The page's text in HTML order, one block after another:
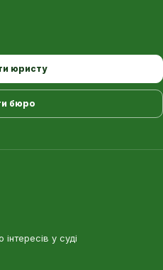
юристу
бюро
у суді